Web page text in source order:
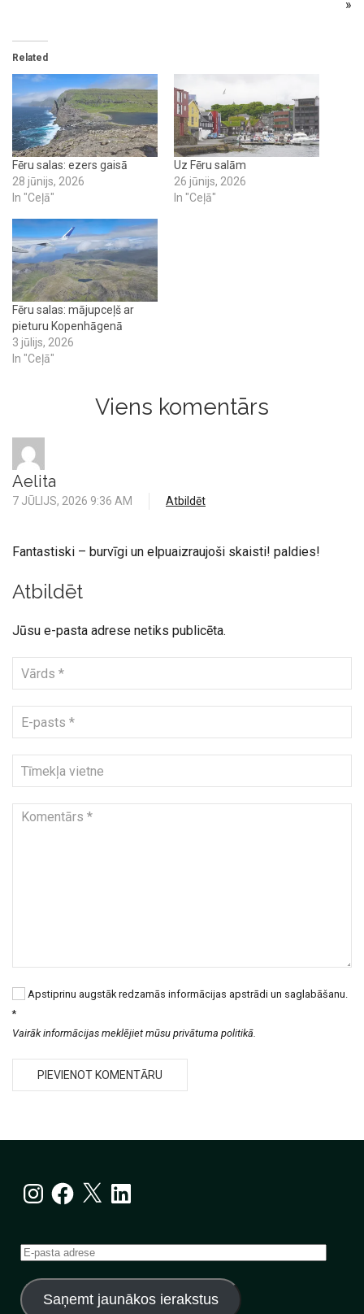
»
Related
Fēru salas: ezers gaisā
28 jūnijs, 2026
In "Ceļā"
Uz Fēru salām
26 jūnijs, 2026
In "Ceļā"
Fēru salas: mājupceļš ar
pieturu Kopenhāgenā
3 jūlijs, 2026
In "Ceļā"
Viens komentārs
Aelita
7 JŪLIJS, 2026 9:36 AM Atbildēt
Fantastiski – burvīgi un elpuaizraujoši skaisti! paldies!
Atbildēt
Jūsu e-pasta adrese netiks publicēta.
Apstiprinu augstāk redzamās informācijas apstrādi un saglabāšanu.
*
Vairāk informācijas meklējiet mūsu privātuma politikā.
InstagramFacebook
X LinkedIn
E-
adrese
Saņemt jaunākos ierakstus